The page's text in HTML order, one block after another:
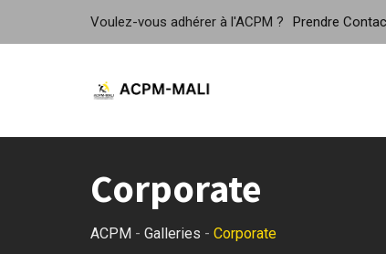
Voulez-vous adhérer à l'ACPM ? Prendre
Corporate
ACPM - Galleries - Corporate